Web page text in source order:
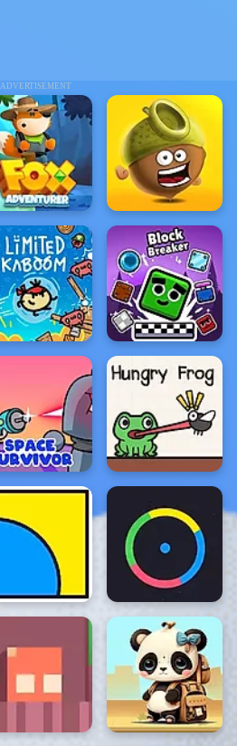
ADVERTISEMENT